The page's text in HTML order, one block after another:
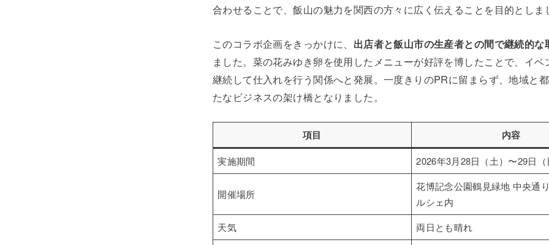
合わせることで、飯山の魅力を関西の方々に広く伝えることを目的としま
このコラボ企画をきっかけに、 出店者と飯山市の生産者との間で継続的な
ました。菜の花みゆき卵を使用したメニューが好評を博したことで、イベ
継続して仕入れを行う関係へと発展。一度きりのPRに留まらず、地域と
たなビジネスの架け橋となりました。
項目 内容
実施期間 2026年3月28日（土）〜29日（
開催場所
花博記念公園鶴見緑地 中央通
ルシェ内
天気
両日とも晴れ